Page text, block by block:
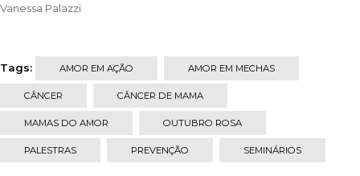
Vanessa Palazzi
Tags: AMOR EM AÇÃO AMOR EM MECHAS
CÂNCER CÂNCER DE MAMA
MAMAS DO AMOR OUTUBRO ROSA
PALESTRAS PREVENÇÃO SEMINÁRIOS